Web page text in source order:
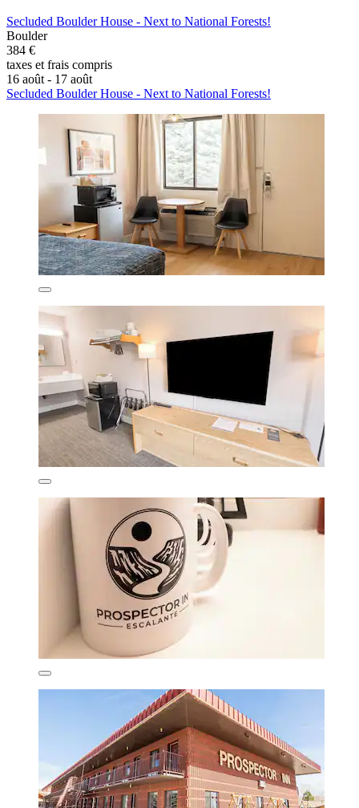
Secluded Boulder House - Next to National Forests!
Boulder
384 €
taxes et frais compris
16 août - 17 août
Secluded Boulder House - Next to National Forests!